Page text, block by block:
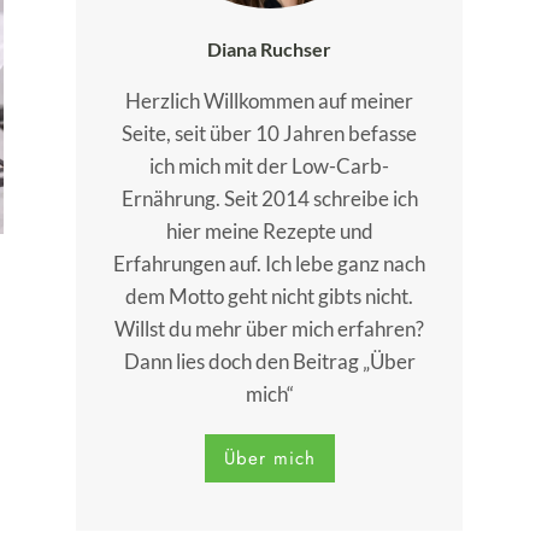
Diana Ruchser
Herzlich Willkommen auf meiner
Seite, seit über 10 Jahren befasse
ich mich mit der Low-Carb-
Ernährung. Seit 2014 schreibe ich
hier meine Rezepte und
Erfahrungen auf. Ich lebe ganz nach
dem Motto geht nicht gibts nicht.
Willst du mehr über mich erfahren?
Dann lies doch den Beitrag „Über
mich“
Über mich